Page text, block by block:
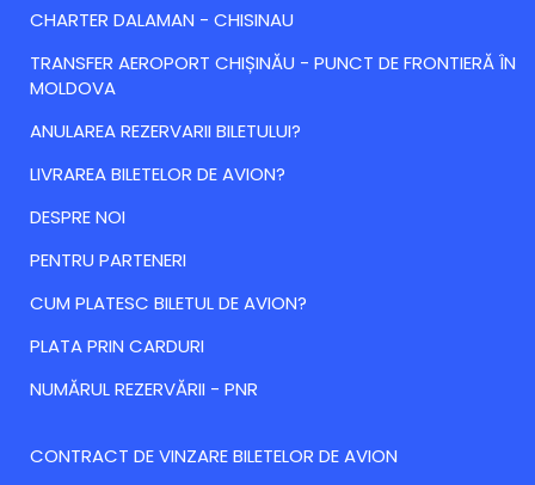
CHARTER DALAMAN - CHISINAU
TRANSFER AEROPORT CHIȘINĂU - PUNCT DE FRONTIERĂ ÎN
MOLDOVA
ANULAREA REZERVARII BILETULUI?
LIVRAREA BILETELOR DE AVION?
DESPRE NOI
PENTRU PARTENERI
CUM PLATESC BILETUL DE AVION?
PLATA PRIN CARDURI
NUMĂRUL REZERVĂRII - PNR
CONTRACT DE VINZARE BILETELOR DE AVION